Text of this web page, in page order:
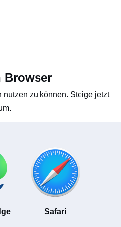
Browser
nutzen zu können. Steige jetzt
Safari